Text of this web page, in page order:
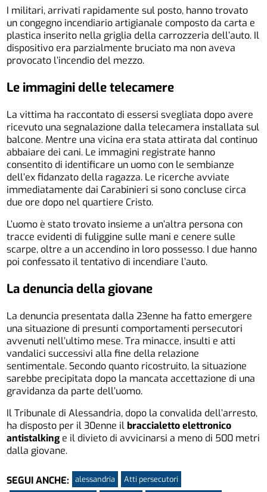
I militari, arrivati rapidamente sul posto, hanno trovato
un congegno incendiario artigianale composto da carta e
plastica inserito nella griglia della carrozzeria dell’auto. Il
dispositivo era parzialmente bruciato ma non aveva
provocato l’incendio del mezzo.
Le immagini delle telecamere
La vittima ha raccontato di essersi svegliata dopo avere
ricevuto una segnalazione dalla telecamera installata sul
balcone. Mentre una vicina era stata attirata dal continuo
abbaiare dei cani. Le immagini registrate hanno
consentito di identificare un uomo con le sembianze
dell’ex fidanzato della ragazza. Le ricerche avviate
immediatamente dai Carabinieri si sono concluse circa
due ore dopo nel quartiere Cristo.
L’uomo è stato trovato insieme a un’altra persona con
tracce evidenti di fuliggine sulle mani e cenere sulle
scarpe, oltre a un accendino in loro possesso. I due hanno
poi confessato il tentativo di incendiare l’auto.
La denuncia della giovane
La denuncia presentata dalla 23enne ha fatto emergere
una situazione di presunti comportamenti persecutori
avvenuti nell’ultimo mese. Tra minacce, insulti e atti
vandalici successivi alla fine della relazione
sentimentale. Secondo quanto ricostruito, la situazione
sarebbe precipitata dopo la mancata accettazione di una
gravidanza da parte dell’uomo.
Il Tribunale di Alessandria, dopo la convalida dell’arresto,
ha disposto per il 30enne ilbraccialetto elettronico
antistalking e il divieto di avvicinarsi a meno di 500 metri
dalla giovane.
SEGUI ANCHE: alessandria
Atti persecutori